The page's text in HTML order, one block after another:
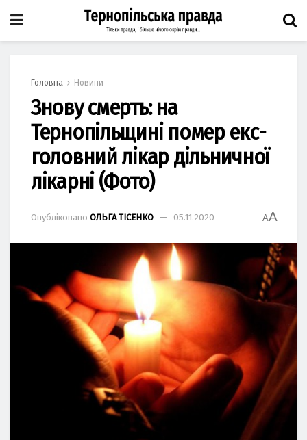
Головна Новини
Знову смерть: на
Тернопільщині помер екс-
головний лікар дільничної
лікарні (Фото)
Опубліковано ОЛЬГА ТІСЕНКО 05.11.2020 AA